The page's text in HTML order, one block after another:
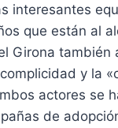
interesantes
que están al
Girona también
y la
actores se
de